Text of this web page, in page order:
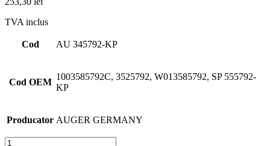
TVA inclus
Cod AU 345792-KP
Cod OEM
1003585792C, 3525792, W013585792, SP 555792-
KP
Producator AUGER GERMANY
Cantitate